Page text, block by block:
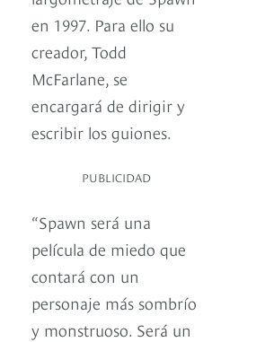
en 1997. Para ello su
creador, Todd
McFarlane, se
encargará de dirigir y
escribir los guiones.
PUBLICIDAD
“Spawn será una
película de miedo que
contará con un
personaje más sombrío
y monstruoso. Será un